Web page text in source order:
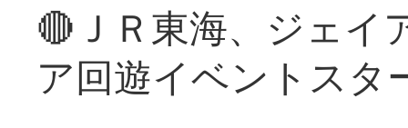
🔴ＪＲ東海、ジェイ
ア回遊イベントスタ